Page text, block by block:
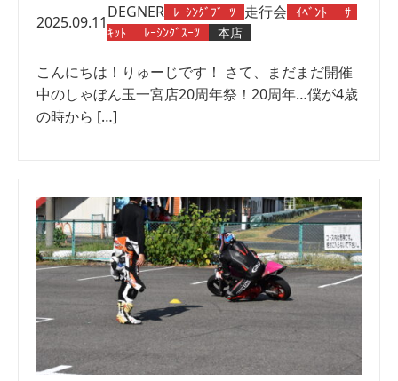
2025.09.11
DEGNER ﾚｰｼﾝｸﾞﾌﾞｰﾂ 走行会 ｲﾍﾞﾝﾄ
ｻｰ
ｷｯﾄ
ﾚｰｼﾝｸﾞｽｰﾂ 本店
こんにちは！りゅーじです！ さて、まだまだ開催
中のしゃぼん玉一宮店20周年祭！20周年…僕が4歳
の時から […]